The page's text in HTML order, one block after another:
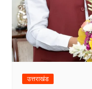
उत्तराखंड